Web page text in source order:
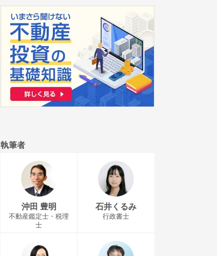
執筆者
沖田 豊明
不動産鑑定士・税理
士
石井くるみ
行政書士